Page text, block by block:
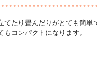
てたり畳んだりがとても簡単
もコンパクトになります。